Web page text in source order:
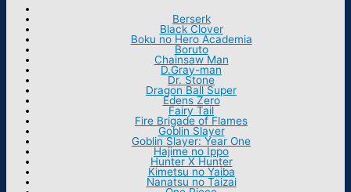
Berserk
Black Clover
Boku no Hero Academia
Boruto
Chainsaw Man
D.Gray-man
Dr. Stone
Dragon Ball Super
Edens Zero
Fairy Tail
Fire Brigade of Flames
Goblin Slayer
Goblin Slayer: Year One
Hajime no Ippo
Hunter X Hunter
Kimetsu no Yaiba
Nanatsu no Taizai